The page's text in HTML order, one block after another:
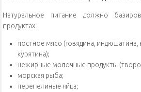
Натуральное питание должно
продуктах:
постное мясо (говядина, индюшатина,
курятина);
нежирные молочные продукты
морская рыба;
перепелиные яйца;